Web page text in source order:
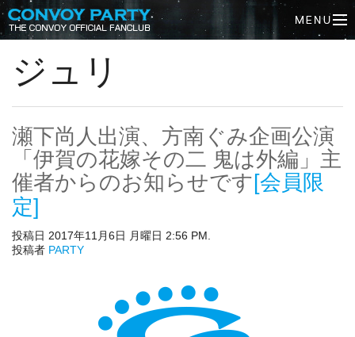
ジュリ
瀬下尚人出演、方南ぐみ企画公演
「伊賀の花嫁その二 鬼は外編」主
催者からのお知らせです [会員限
定]
投稿日 2017年11月6日 月曜日 2:56 PM.
投稿者 PARTY